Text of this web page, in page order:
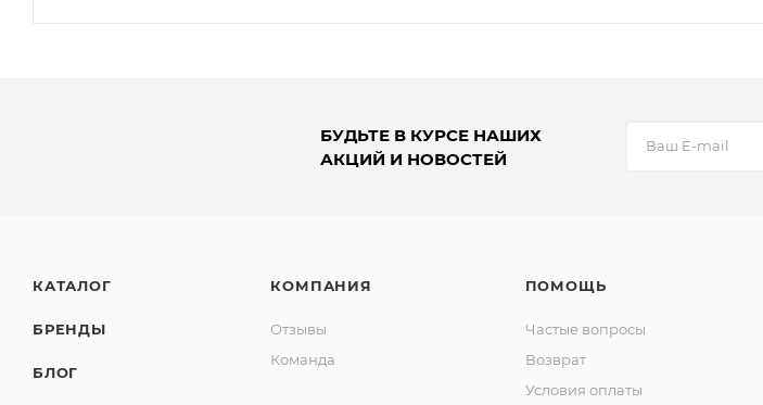
БУДЬТЕ В КУРСЕ НАШИХ
АКЦИЙ И НОВОСТЕЙ
КАТАЛОГ
БРЕНДЫ
БЛОГ
КОМПАНИЯ
Отзывы
Команда
ПОМОЩЬ
Частые вопросы
Возврат
Условия оплаты